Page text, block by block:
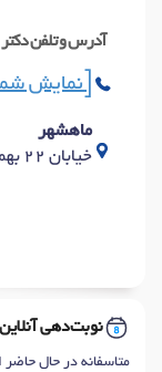
آدرس و تلفن دکتر
09302**** [نمایش شماره]
ماهشهر
خیابان 22 بهمن - کوچه شهید مصطفی خمینی
نوبت‌دهی
متاسفانه در حال حاضر